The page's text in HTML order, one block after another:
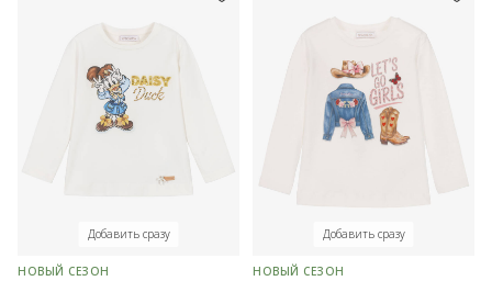
Добавить сразу
НОВЫЙ СЕЗОН
Добавить сразу
НОВЫЙ СЕЗОН